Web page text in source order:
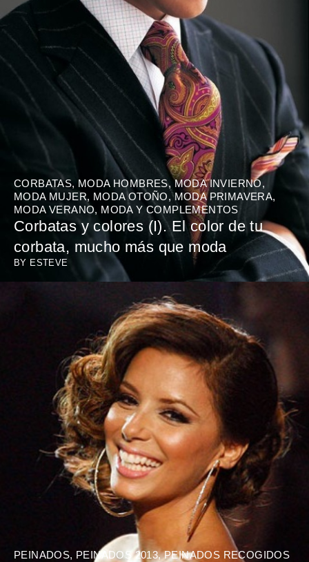
CORBATAS, MODA HOMBRES,MODA INVIERNO,
MODA MUJER, MODA OTOÑO,MODA PRIMAVERA,
MODA VERANO, MODA Y COMPLEMENTOS
Corbatas y colores (I). El color de tu
corbata, mucho más que moda
BY ESTEVE
PEINADOS, PEINADOS 2013,PEINADOS RECOGIDOS